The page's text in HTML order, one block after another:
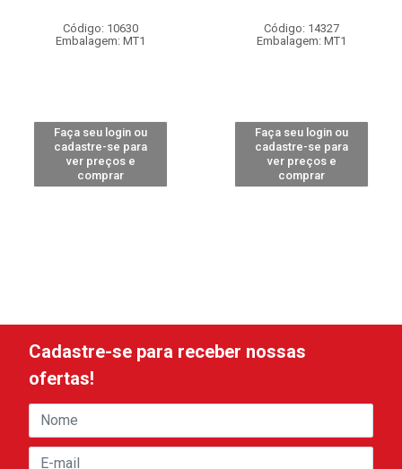
Código: 10630
Embalagem: MT1
Faça seu login ou
cadastre-se para
ver preços e
comprar
Código: 14327
Embalagem: MT1
Faça seu login ou
cadastre-se para
ver preços e
comprar
Cadastre-se para receber nossas
ofertas!